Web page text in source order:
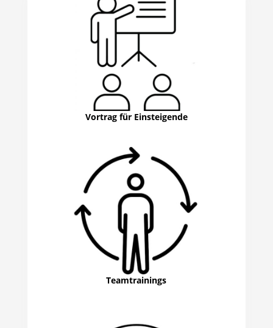
Vortrag für Einsteigende
Teamtrainings